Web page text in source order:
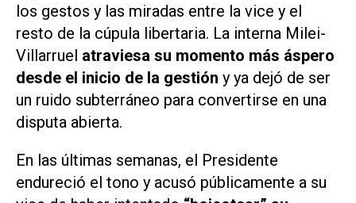
los gestos y las miradas entre la vice y el
resto de la cúpula libertaria. La interna Milei-
Villarruel atraviesa su momento más áspero
desde el inicio de la gestión y ya dejó de ser
un ruido subterráneo para convertirse en una
disputa abierta.
En las últimas semanas, el Presidente
endureció el tono y acusó públicamente a su